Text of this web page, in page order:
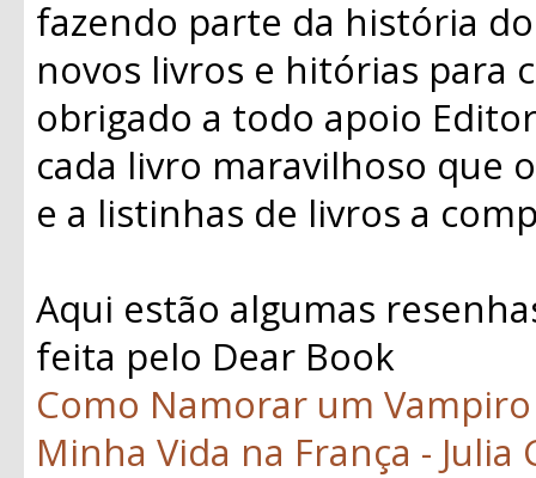
fazendo parte da história
novos livros e hitórias para
obrigado a todo apoio
cada livro maravilhoso que
e a listinhas de livros a
Aqui estão algumas
feita pelo Dear Book
Como Namorar um
Minha Vida na França - Julia